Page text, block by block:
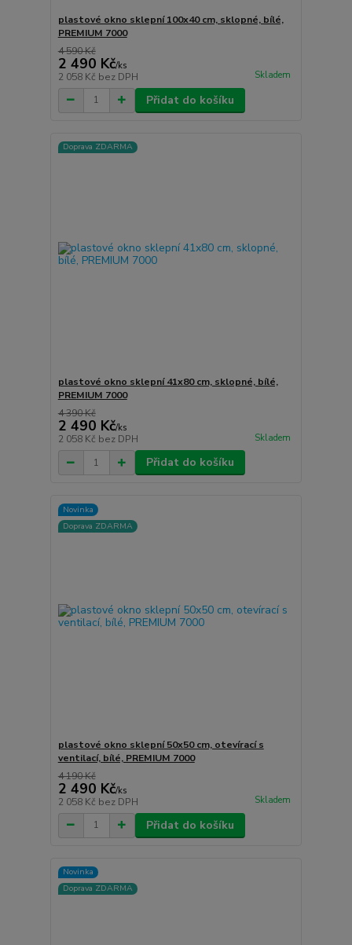
plastové okno sklepní 100x40 cm, sklopné, bílé,
PREMIUM 7000
4 590 Kč
2 490 Kč/ks
2 058 Kč bez DPH Skladem
Přidat do košíku
Doprava ZDARMA
plastové okno sklepní 41x80 cm, sklopné, bílé,
PREMIUM 7000
4 390 Kč
2 490 Kč/ks
2 058 Kč bez DPH Skladem
Přidat do košíku
Novinka
Doprava ZDARMA
plastové okno sklepní 50x50 cm, otevírací s
ventilací, bílé, PREMIUM 7000
4 190 Kč
2 490 Kč/ks
2 058 Kč bez DPH Skladem
Přidat do košíku
Novinka
Doprava ZDARMA